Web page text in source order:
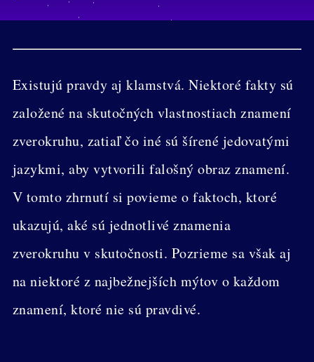
Existujú pravdy aj klamstvá. Niektoré fakty sú
založené na skutočných vlastnostiach znamení
zverokruhu, zatiaľ čo iné sú šírené jedovatými
jazykmi, aby vytvorili falošný obraz znamení.
V tomto zhrnutí si povieme o faktoch, ktoré
ukazujú, aké sú jednotlivé znamenia
zverokruhu v skutočnosti. Pozrieme sa však aj
na niektoré z najbežnejších mýtov o každom
znamení, ktoré nie sú pravdivé.